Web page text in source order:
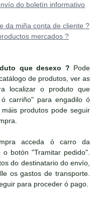
do boletín informativo
da miña conta de cliente ?
mercados ?
que desexo ? Pode
de produtos, ver as
localizar o produto que
carriño" para engadilo ó
produtos pode seguir
acceda ó carro da
botón "Tramitar pedido".
do destinatario do envío,
os gastos de transporte.
para proceder ó pago.